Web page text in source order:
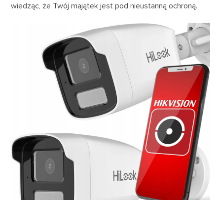
wiedząc, że Twój majątek jest pod nieustanną ochroną.